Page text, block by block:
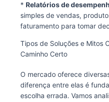
* Relatórios de
simples de vendas,
faturamento para tomar
Tipos de Soluções e Mitos
Caminho Certo
O mercado oferece
diferença entre elas é
escolha errada. Vamos